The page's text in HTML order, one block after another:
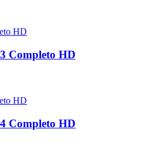
Completo HD
Completo HD